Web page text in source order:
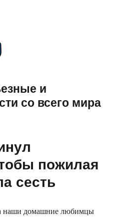
и
со всего мира
пожилая
сесть
наши домашние любимцы